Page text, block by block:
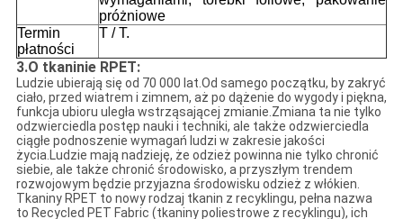
próżniowe
Termin
płatności
T / T.
3.O tkaninie RPET:
Ludzie ubierają się od 70 000 lat.Od samego początku, by zakryć
ciało, przed wiatrem i zimnem, aż po dążenie do wygody i piękna,
funkcja ubioru uległa wstrząsającej zmianie.Zmiana ta nie tylko
odzwierciedla postęp nauki i techniki, ale także odzwierciedla
ciągłe podnoszenie wymagań ludzi w zakresie jakości
życia.Ludzie mają nadzieję, że odzież powinna nie tylko chronić
siebie, ale także chronić środowisko, a przyszłym trendem
rozwojowym będzie przyjazna środowisku odzież z włókien.
Tkaniny RPET to nowy rodzaj tkanin z recyklingu, pełna nazwa
to Recycled PET Fabric (tkaniny poliestrowe z recyklingu), ich